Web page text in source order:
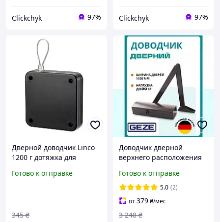
Clickchyk 97% Clickchyk 97%
Дверной доводчик Linco
1200 г дотяжка для
(HbP051334)
Готово к отправке
345 ₴
Доводчик дверной
верхнего расположения
GEZE TS 1500 с локтевой
тягой коричневый
Готово к отправке
5.0 (2)
от379₴/мес
3 248 ₴